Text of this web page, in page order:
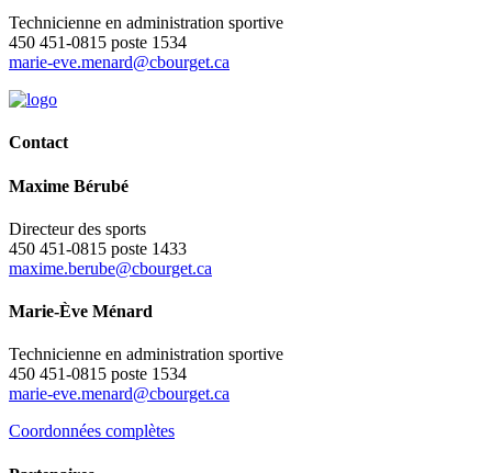
Technicienne en administration sportive
450 451-0815 poste 1534
marie-eve.menard@cbourget.ca
Contact
Maxime Bérubé
Directeur des sports
450 451-0815 poste 1433
maxime.berube@cbourget.ca
Marie-Ève Ménard
Technicienne en administration sportive
450 451-0815 poste 1534
marie-eve.menard@cbourget.ca
Coordonnées complètes